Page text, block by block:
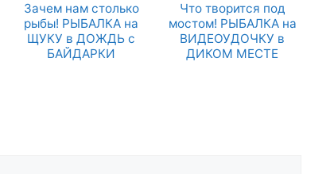
Зачем нам столько
рыбы! РЫБАЛКА на
ЩУКУ в ДОЖДЬ с
БАЙДАРКИ
Что творится под
мостом! РЫБАЛКА на
ВИДЕОУДОЧКУ в
ДИКОМ МЕСТЕ